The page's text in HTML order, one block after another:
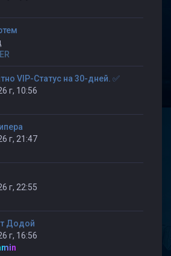
VIP-Статус на 30-дней. ✅
г, 10:56
г, 21:47
г, 22:55
Додой
г, 16:56